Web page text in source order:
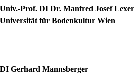
Univ.-Prof. DI Dr. Manfred Josef Lexer
Universität für Bodenkultur Wien
DI Gerhard Mannsberger